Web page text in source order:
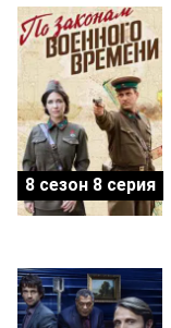
8 сезон 8 серия